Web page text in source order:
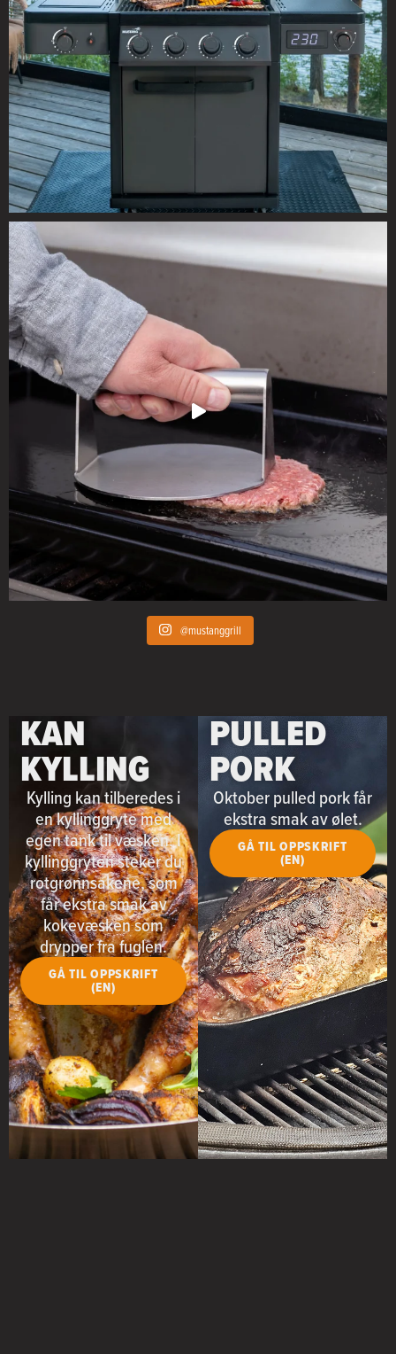
@mustanggrill
KAN
KYLLING
Kylling kan tilberedes i
en kyllinggryte med
egen tank til væsken. I
kyllinggryten steker du
rotgrønnsakene, som
får ekstra smak av
kokevæsken som
drypper fra fuglen.
GÅ TIL OPPSKRIFT
(EN)
PULLED
PORK
Oktober pulled pork får
ekstra smak av ølet.
GÅ TIL OPPSKRIFT
(EN)